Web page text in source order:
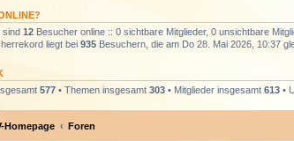
sind 12 Besucher online :: 0 sichtbare Mitglieder, 0 unsichtbare
liegt bei 935 Besuchern, die am Do 28. Mai 2026, 10:37
577 • Themen insgesamt 303 • Mitglieder insgesamt 613 •
Homepage Foren